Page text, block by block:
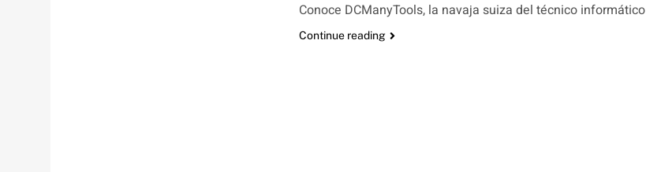
Conoce DCManyTools, la navaja suiza del técnico informático
Continue reading